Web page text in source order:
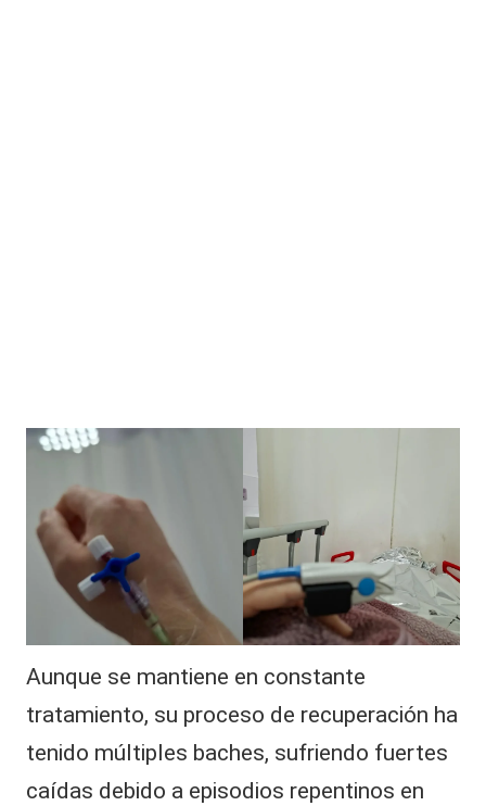
Aunque se mantiene en constante
tratamiento, su proceso de recuperación ha
tenido múltiples baches, sufriendo fuertes
caídas debido a episodios repentinos en